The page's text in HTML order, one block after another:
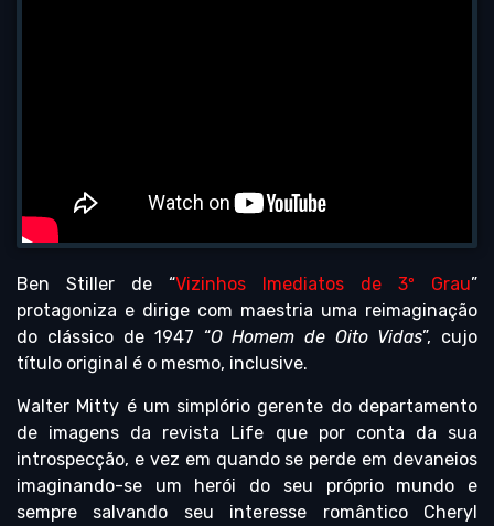
Ben Stiller de “Vizinhos Imediatos de 3º Grau”
protagoniza e dirige com maestria uma reimaginação
do clássico de 1947 “O Homem de Oito Vidas”, cujo
título original é o mesmo, inclusive.
Walter Mitty é um simplório gerente do departamento
de imagens da revista Life que por conta da sua
introspecção, e vez em quando se perde em devaneios
imaginando-se um herói do seu próprio mundo e
sempre salvando seu interesse romântico Cheryl